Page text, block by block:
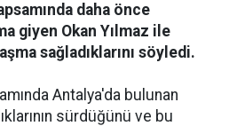
daha önce
giyen Okan Yılmaz ile
sağladıklarını söyledi.
Antalya'da bulunan
sürdüğünü ve bu